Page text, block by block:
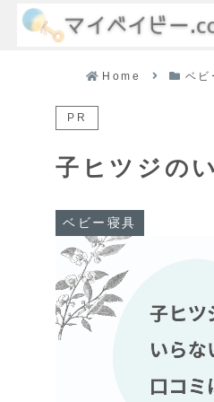
Home ベビ
PR
子ヒツジの
ベビー寝具